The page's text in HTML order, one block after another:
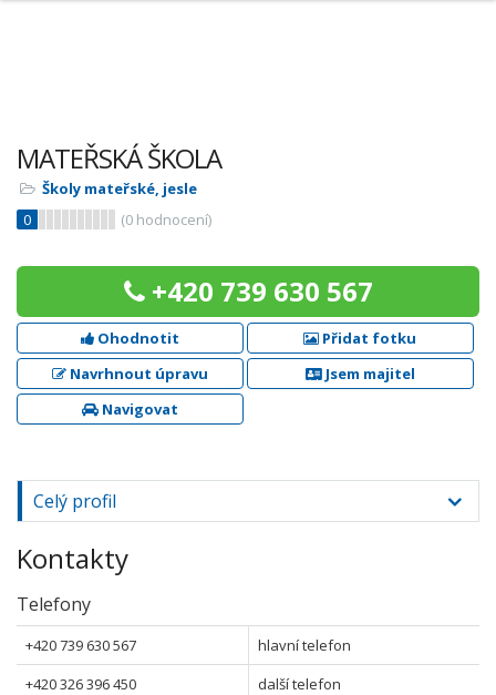
MATEŘSKÁ ŠKOLA
Školy mateřské, jesle
0
(0 hodnocení)
+420 739 630 567
Ohodnotit
Přidat fotku
Navrhnout úpravu
Jsem majitel
Navigovat
Celý profil
Kontakty
Telefony
+420 739 630 567
hlavní telefon
+420 326 396 450
další telefon